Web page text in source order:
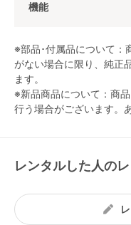
機能
※部品･付属品について：
がない場合に限り、純正
ます。
※新品商品について：商
行う場合がございます。
レンタルした人の